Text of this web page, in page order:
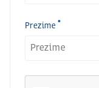
Prezime